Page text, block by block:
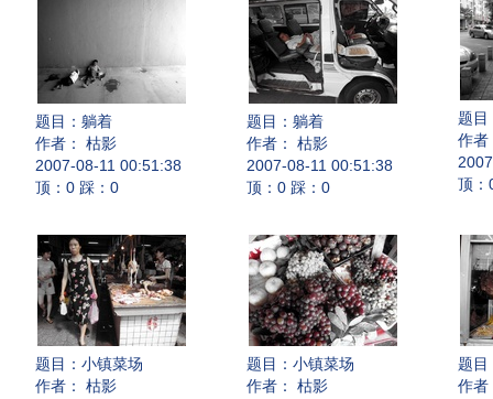
题目： 躺着
作者： 枯影
2007-08-11 00:51:38
顶：0 踩：0
题目： 躺着
作者： 枯影
2007-08-11 00:51:38
顶：0 踩：0
题目
作者
顶：
题目： 小镇菜场
作者： 枯影
题目： 小镇菜场
作者： 枯影
题目
作者